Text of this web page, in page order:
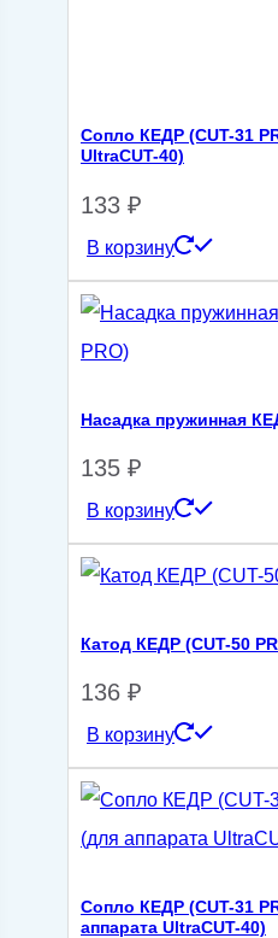
Сопло КЕДР (CUT-31
UltraCUT-40)
133 ₽
В корзину
Насадка пружинная
135 ₽
В корзину
Катод КЕДР (CUT-50
136 ₽
В корзину
Сопло КЕДР (CUT-31
аппарата UltraCUT-40)